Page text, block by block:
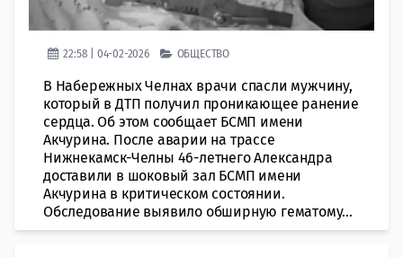
22:58 | 04-02-2026 ОБЩЕСТВО
В Набережных Челнах врачи спасли мужчину,
который в ДТП получил проникающее ранение
сердца. Об этом сообщает БСМП имени
Акчурина. После аварии на трассе
Нижнекамск-Челны 46-летнего Александра
доставили в шоковый зал БСМП имени
Акчурина в критическом состоянии.
Обследование выявило обширную гематому...